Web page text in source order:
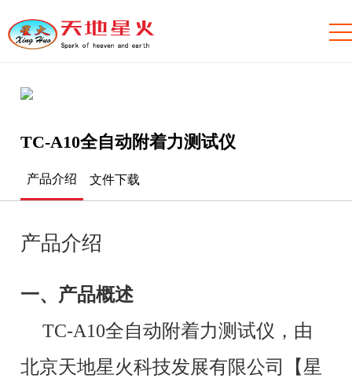
TC-A10全自动附着力测试仪
产品介绍 文件下载
产品介绍
一、产品概述
TC-A10全自动附着力测试仪，由
北京天地星火科技发展有限公司【星